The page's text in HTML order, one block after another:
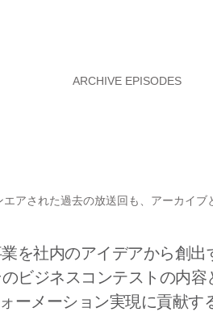
ARCHIVE EPISODES
アされた過去の放送回も、アーカイブ
を社内のアイデアから創
ビジネスコンテストの内
ーメーション実現に貢献